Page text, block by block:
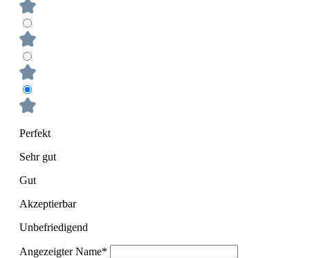
Perfekt
Sehr gut
Gut
Akzeptierbar
Unbefriedigend
Angezeigter Name*